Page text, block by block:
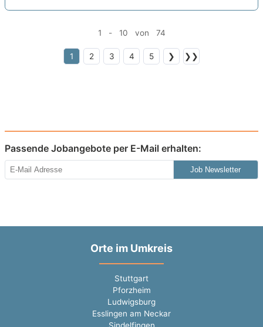
1 - 10 von 74
1 2 3 4 5 ❯ ❯❯
Passende Jobangebote per E-Mail erhalten:
Job Newsletter
Orte im Umkreis
Stuttgart
Pforzheim
Ludwigsburg
Esslingen am Neckar